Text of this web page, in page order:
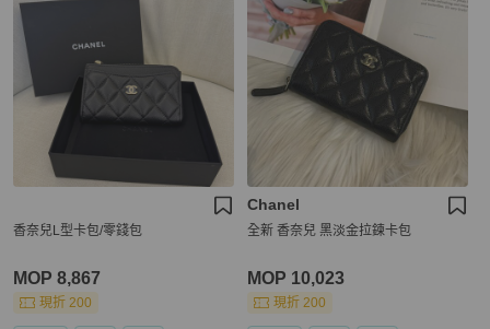
香奈兒L型卡包/零錢包
MOP 8,867
現折 200
Chanel
全新 香奈兒 黑淡金拉鍊卡包
MOP 10,023
現折 200